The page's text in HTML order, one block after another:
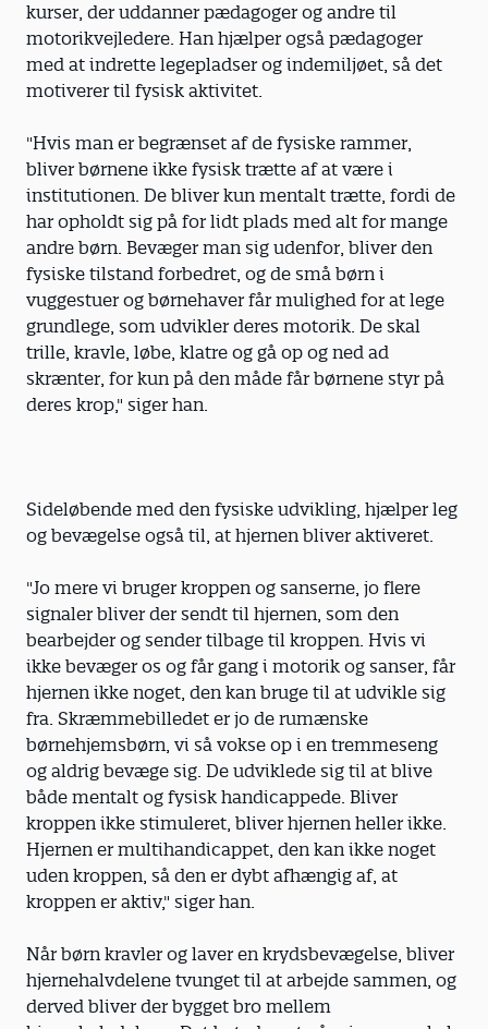
kurser, der uddanner pædagoger og andre til
motorikvejledere. Han hjælper også pædagoger
med at indrette lege­pladser og indemiljøet, så det
motiverer til fysisk aktivitet.
"Hvis man er begrænset af de fysiske rammer,
bliver børnene ikke fysisk trætte af at være i
institutionen. De bliver kun mentalt trætte, fordi de
har opholdt sig på for lidt plads med alt for mange
andre børn. Bevæger man sig udenfor, bliver den
fysiske tilstand forbedret, og de små børn i
vuggestuer og børnehaver får mulighed for at lege
grundlege, som udvikler deres motorik. De skal
trille, kravle, løbe, klatre og gå op og ned ad
skrænter, for kun på den måde får børnene styr på
deres krop," siger han.
Sideløbende med den fysiske udvikling, hjælper leg
og bevægelse også til, at hjernen bliver aktiveret.
"Jo mere vi bruger kroppen og sanserne, jo flere
signaler bliver der sendt til hjernen, som den
bearbejder og sender tilbage til kroppen. Hvis vi
ikke bevæger os og får gang i motorik og sanser, får
hjernen ikke noget, den kan bruge til at udvikle sig
fra. Skræmmebilledet er jo de rumænske
børnehjemsbørn, vi så vokse op i en tremmeseng
og aldrig bevæge sig. De udviklede sig til at blive
både mentalt og fysisk handicappede. Bliver
kroppen ikke stimuleret, bliver hjernen heller ikke.
Hjernen er multihandicappet, den kan ikke noget
uden kroppen, så den er dybt afhængig af, at
kroppen er aktiv," siger han.
Når børn kravler og laver en krydsbevægelse, bliver
hjernehalvdelene tvunget til at arbejde sammen, og
derved bliver der bygget bro mellem